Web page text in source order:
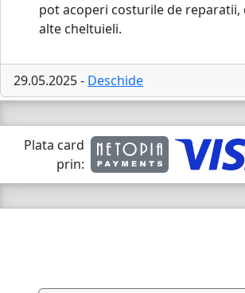
pot acoperi costurile de reparatii,
alte cheltuieli.
29.05.2025 - Deschide
Plata card
prin: